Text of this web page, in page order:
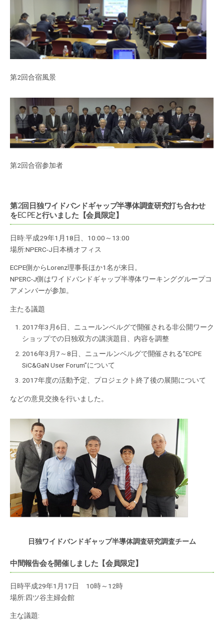
第2回合宿風景
第2回合宿参加者
第2回日独ワイドバンドギャップ半導体調査研究打ち合わせ
をECPEと行いました【会員限定】
日時:平成29年1月18日、10:00～13:00
場所:NPERC-J日本橋オフィス
ECPE側からLorenz理事長ほか1名が来日。
NPERC-J側はワイドバンドギャップ半導体ワーキンググループコ
アメンバーが参加。
主たる議題
2017年3月6日、ニュールンベルグで開催される非公開ワーク
ショップでの日独双方の講演題目、内容を調整
2016年3月7～8日、ニュールンベルグで開催される”ECPE
SiC&GaN User Forum”について
2017年度の活動予定、プロジェクト終了後の展開について
などの意見交換を行いました。
日独ワイドバンドギャップ半導体調査研究調査チーム
中間報告会を開催しました【会員限定】
日時平成29年1月17日 10時～12時
場所:四ツ谷主婦会館
主な議題: